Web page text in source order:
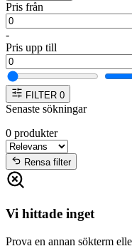
Pris från
-
Pris upp till
FILTER 0
Senaste sökningar
0 produkter
Rensa filter
Vi hittade inget
Prova en annan sökterm